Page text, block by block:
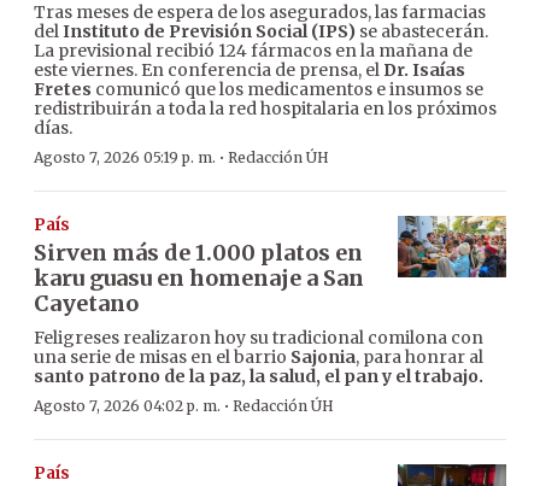
Tras meses de espera de los asegurados, las farmacias
delInstituto de Previsión Social (IPS) se abastecerán.
La previsional recibió 124 fármacos en la mañana de
este viernes. En conferencia de prensa, el Dr. Isaías
Fretes comunicó que los medicamentos e insumos se
redistribuirán a toda la red hospitalaria en los próximos
días.
Agosto 7, 2026 05:19 p. m. · Redacción ÚH
País
Sirven más de 1.000 platos en
karu guasu en homenaje a San
Cayetano
Feligreses realizaron hoy su tradicional comilona con
una serie de misas en el barrio Sajonia, para honrar al
santo patrono de la paz, la salud, el pan y el trabajo.
Agosto 7, 2026 04:02 p. m. · Redacción ÚH
País